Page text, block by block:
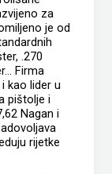
za
je od
.270
Firma
kao lider u
pištolje i
Nagan i
rijetke